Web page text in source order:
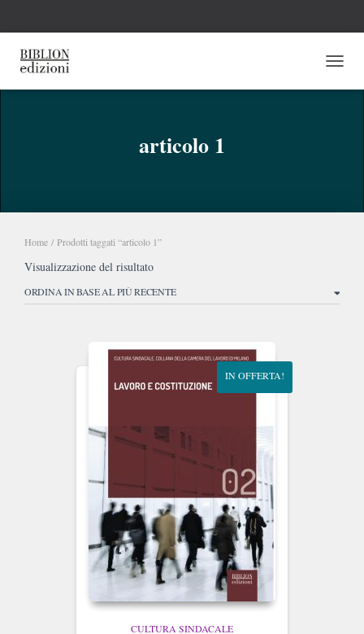
articolo 1
Home / Prodotti taggati “articolo 1”
Visualizzazione del risultato
IN OFFERTA!
CULTURA SINDACALE